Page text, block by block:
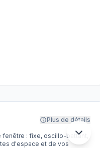
Plus de détails
: fixe, oscillo-battant,
d'espace et de vos